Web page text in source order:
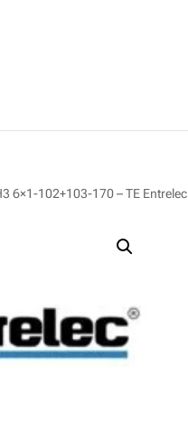
6×1-102+103-170 – TE Entrelec